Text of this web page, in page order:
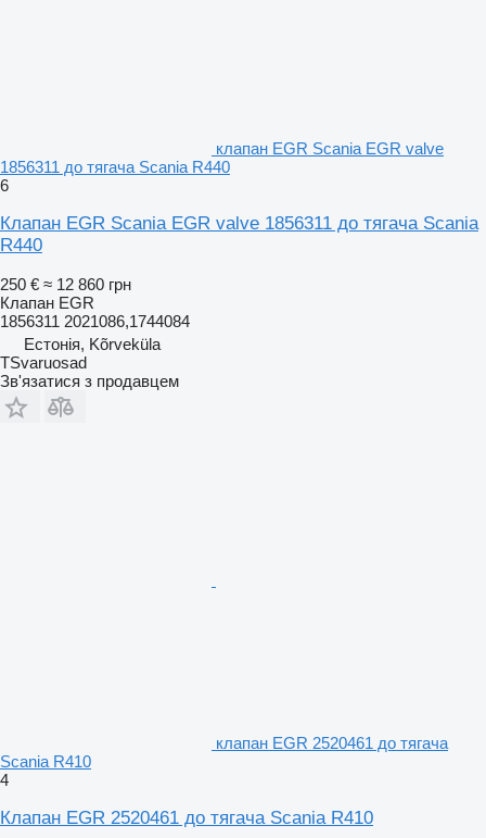
клапан EGR Scania EGR valve
1856311 до тягача Scania R440
6
Клапан EGR Scania EGR valve 1856311 до тягача Scania
R440
250 € ≈ 12 860 грн
Клапан EGR
1856311 2021086,1744084
Естонія, Kõrveküla
TSvaruosad
Зв'язатися з продавцем
клапан EGR 2520461 до тягача
Scania R410
4
Клапан EGR 2520461 до тягача Scania R410